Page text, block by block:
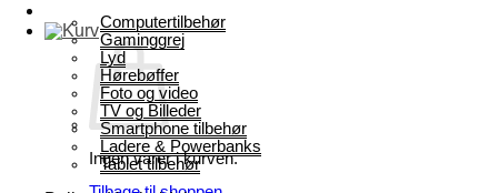
Ingen varer i kurven.
Computertilbehør
Gaminggrej
Lyd
Hørebøffer
Foto og video
TV og Billeder
Smartphone tilbehør
Ladere & Powerbanks
Tablet tilbehør